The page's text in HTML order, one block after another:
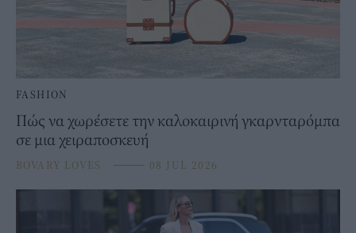
FASHION
Πώς να χωρέσετε την καλοκαιρινή γκαρνταρόμπα
σε μια χειραποσκευή
BOVARY LOVES ⸻ 08 JUL 2026